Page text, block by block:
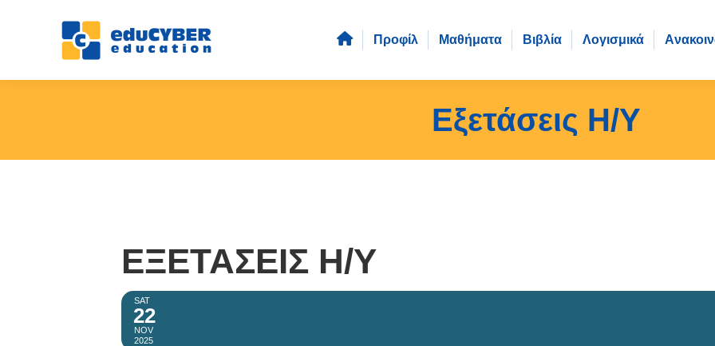
Προφίλ Μαθήματα Βιβλία Λογισμικά
Εξετάσεις Η/Υ
ΕΞΕΤΆΣΕΙΣ Η/Υ
2025
SAT
22
NOV